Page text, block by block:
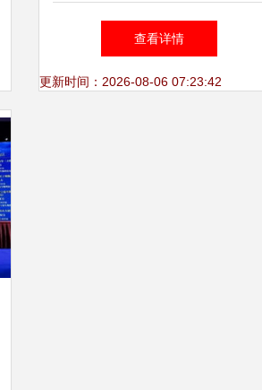
近开关产品列表与技术支持指
南
查看详情
更新时间：2026-08-06 07:23:42